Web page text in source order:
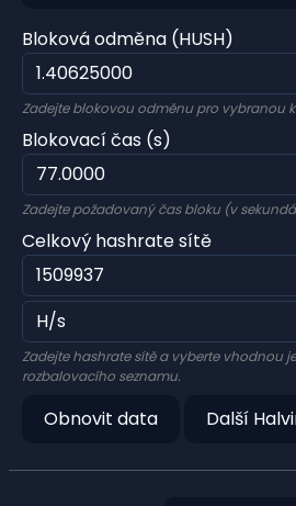
Bloková odměna (HUSH)
Zadejte blokovou odměnu pro vybranou
Blokovací čas (s)
Zadejte požadovaný čas bloku (v
Celkový hashrate sítě
Zadejte hashrate sítě a vyberte vhodnou
rozbalovacího seznamu.
Obnovit data Další